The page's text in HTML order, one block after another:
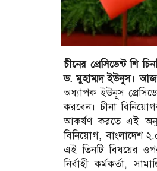
চীনের প্রেসিডেন্ট শি
ড. মুহাম্মদ ইউনূস। আজ
অধ্যাপক ইউনূস
করবেন। চীনা
আকর্ষণ করতে এই
বিনিয়োগ, বাংলাদেশ
এই তিনটি বিষয়ের
নির্বাহী কর্মকর্তা,